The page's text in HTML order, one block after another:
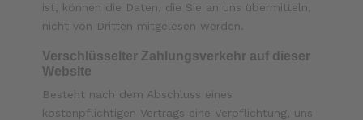
ist, können die Daten, die Sie an uns übermitteln,
nicht von Dritten mitgelesen werden.
Verschlüsselter Zahlungsverkehr auf dieser
Website
Besteht nach dem Abschluss eines
kostenpflichtigen Vertrags eine Verpflichtung, uns